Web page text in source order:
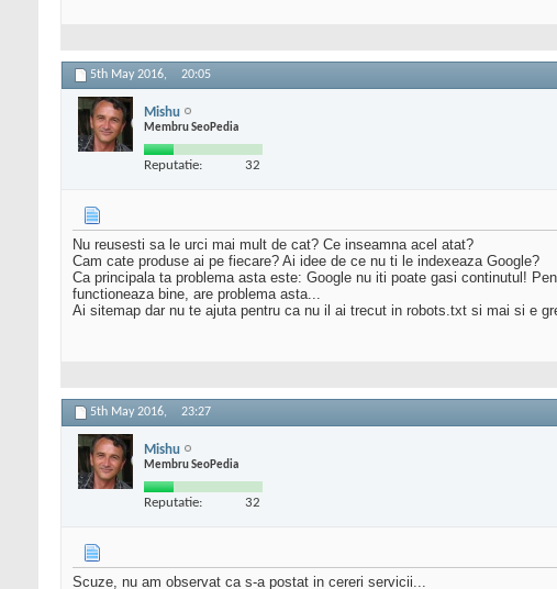
5th May 2016, 20:05
Mishu
Membru SeoPedia
Reputatie: 32
Nu reusesti sa le urci mai mult de cat? Ce inseamna acel atat?
Cam cate produse ai pe fiecare? Ai idee de ce nu ti le indexeaza Google?
Ca principala ta problema asta este: Google nu iti poate gasi continutul!
functioneaza bine, are problema asta...
Ai sitemap dar nu te ajuta pentru ca nu il ai trecut in robots.txt si mai si e
5th May 2016, 23:27
Mishu
Membru SeoPedia
Reputatie: 32
Scuze, nu am observat ca s-a postat in cereri servicii...